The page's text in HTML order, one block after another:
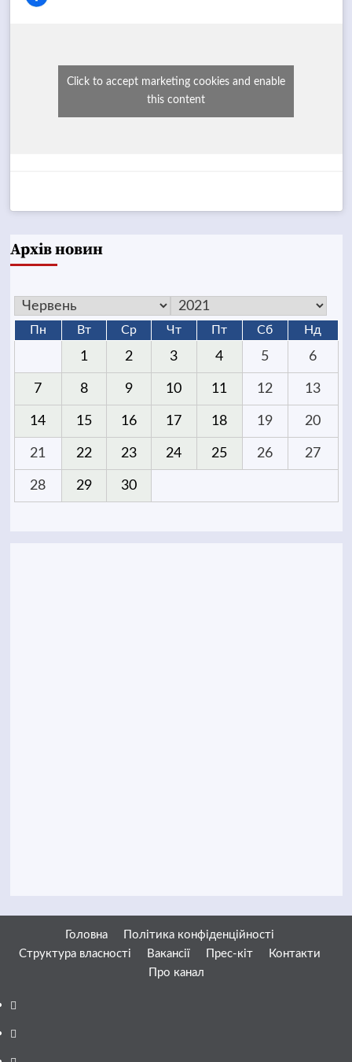
Click to accept marketing cookies and enable
this content
Архів новин
Пн Вт Ср Чт Пт Сб Нд
1 2 3 4 5 6
7 8 9 10 11 12 13
14 15 16 17 18 19 20
21 22 23 24 25 26 27
28 29 30
Головна
Політика конфіденційності
Структура власності
Вакансії Прес-кіт
Контакти
Про канал
Facebook
YouTube